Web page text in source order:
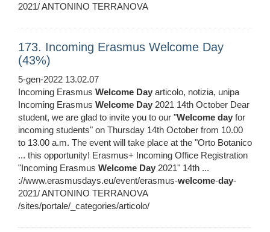
2021/ ANTONINO TERRANOVA
173. Incoming Erasmus Welcome Day
(43%)
5-gen-2022 13.02.07
Incoming Erasmus Welcome Day articolo, notizia, unipa
Incoming Erasmus Welcome Day 2021 14th October Dear
student, we are glad to invite you to our "Welcome day for
incoming students" on Thursday 14th October from 10.00
to 13.00 a.m. The event will take place at the "Orto Botanico
... this opportunity! Erasmus+ Incoming Office Registration
"Incoming Erasmus Welcome Day 2021" 14th ...
://www.erasmusdays.eu/event/erasmus-welcome-day-
2021/ ANTONINO TERRANOVA
/sites/portale/_categories/articolo/